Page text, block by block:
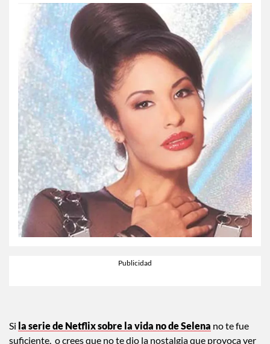
Sila serie de Netflix sobre la vida no deSelenano te fue